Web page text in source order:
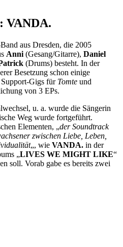
VANDA.
aus Dresden, die 2005
Anni (Gesang/Gitarre), Daniel
(Drums) besteht. In der
Besetzung schon einige
Gigs für Tomte und
von 3 EPs.
u. a. wurde die Sängerin
Weg wurde fortgeführt.
Elementen, „der Soundtrack
zwischen Liebe, Leben,
„, wie VANDA. in der
„LIVES WE MIGHT LIKE“
soll. Vorab gabe es bereits zwei